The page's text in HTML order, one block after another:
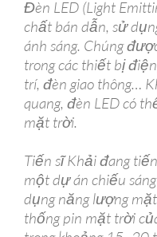
Đèn LED (Light
chất bán dẫn, sử
ánh sáng. Chúng
trong các thiết bị
trí, đèn giao thông…
quang, đèn LED có
mặt trời.
Tiến sĩ Khải đang
một dự án chiếu
dụng năng lượng
thống pin mặt trời